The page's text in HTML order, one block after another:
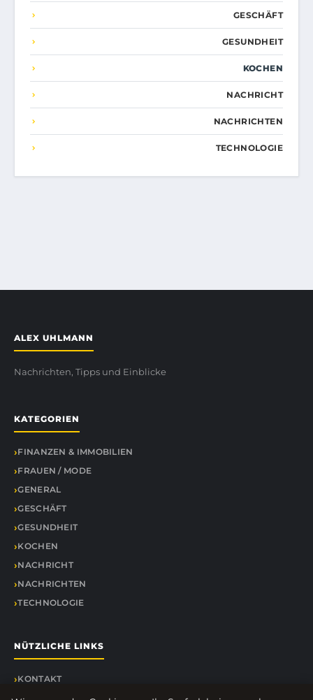
GESCHÄFT
GESUNDHEIT
KOCHEN
NACHRICHT
NACHRICHTEN
TECHNOLOGIE
ALEX UHLMANN
Nachrichten, Tipps und Einblicke
KATEGORIEN
FINANZEN & IMMOBILIEN
FRAUEN / MODE
GENERAL
GESCHÄFT
GESUNDHEIT
KOCHEN
NACHRICHT
NACHRICHTEN
TECHNOLOGIE
NÜTZLICHE LINKS
KONTAKT